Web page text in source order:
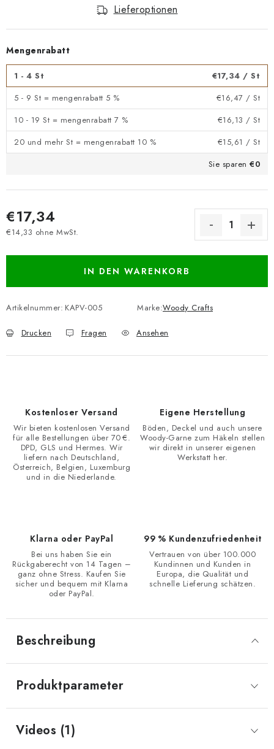
Lieferoptionen
Mengenrabatt
1 - 4 St €17,34 / St
5 - 9 St = mengenrabatt 5 %
€16,47 / St
10 - 19 St = mengenrabatt 7 %
€16,13 / St
20 und mehr St = mengenrabatt 10 %
€15,61 / St
Sie sparen €0
€17,34
€14,33 ohne MwSt.
IN DEN WARENKORB
Artikelnummer: KAPV-005 Marke:Woody Crafts
Drucken Fragen Ansehen
Kostenloser Versand
Wir bieten kostenlosen Versand
für alle Bestellungen über 70 €.
DPD, GLS und Hermes. Wir
liefern nach Deutschland,
Österreich, Belgien, Luxemburg
und in die Niederlande.
Eigene Herstellung
Böden, Deckel und auch unsere
Woody-Garne zum Häkeln stellen
wir direkt in unserer eigenen
Werkstatt her.
Klarna oder PayPal
Bei uns haben Sie ein
Rückgaberecht von 14 Tagen –
ganz ohne Stress. Kaufen Sie
sicher und bequem mit Klarna
oder PayPal.
99 % Kundenzufriedenheit
Vertrauen von über 100.000
Kundinnen und Kunden in
Europa, die Qualität und
schnelle Lieferung schätzen.
Beschreibung
Produktparameter
Videos (1)